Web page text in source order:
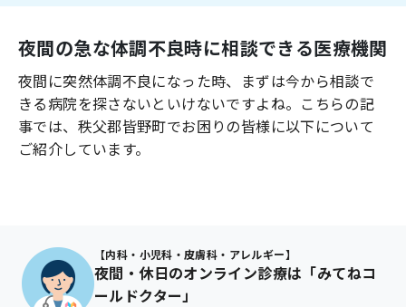
よくあるご質問
夜間の急な体調不良時に相談できる医療機関
夜間に突然体調不良になった時、まずは今から相談で
きる病院を探さないといけないですよね。こちらの記
事では、 秩父郡皆野町でお困りの皆様に以下について
ご紹介しています。
【内科・小児科・皮膚科・アレルギー】
夜間・休日のオンライン診療は「みてねコ
ールドクター」